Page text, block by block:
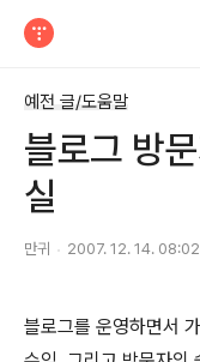
예전 글/도움말
블로그 방
실
만귀 2007. 12. 14. 08:02
블로그를 운영하면서